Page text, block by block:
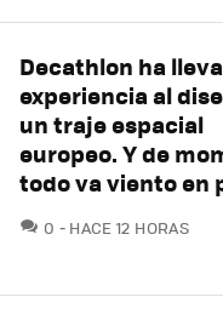
Decathlon ha
experiencia al
un traje espacial
europeo. Y de
todo va viento en
0 COMENTARIOS
HACE 12 HORAS